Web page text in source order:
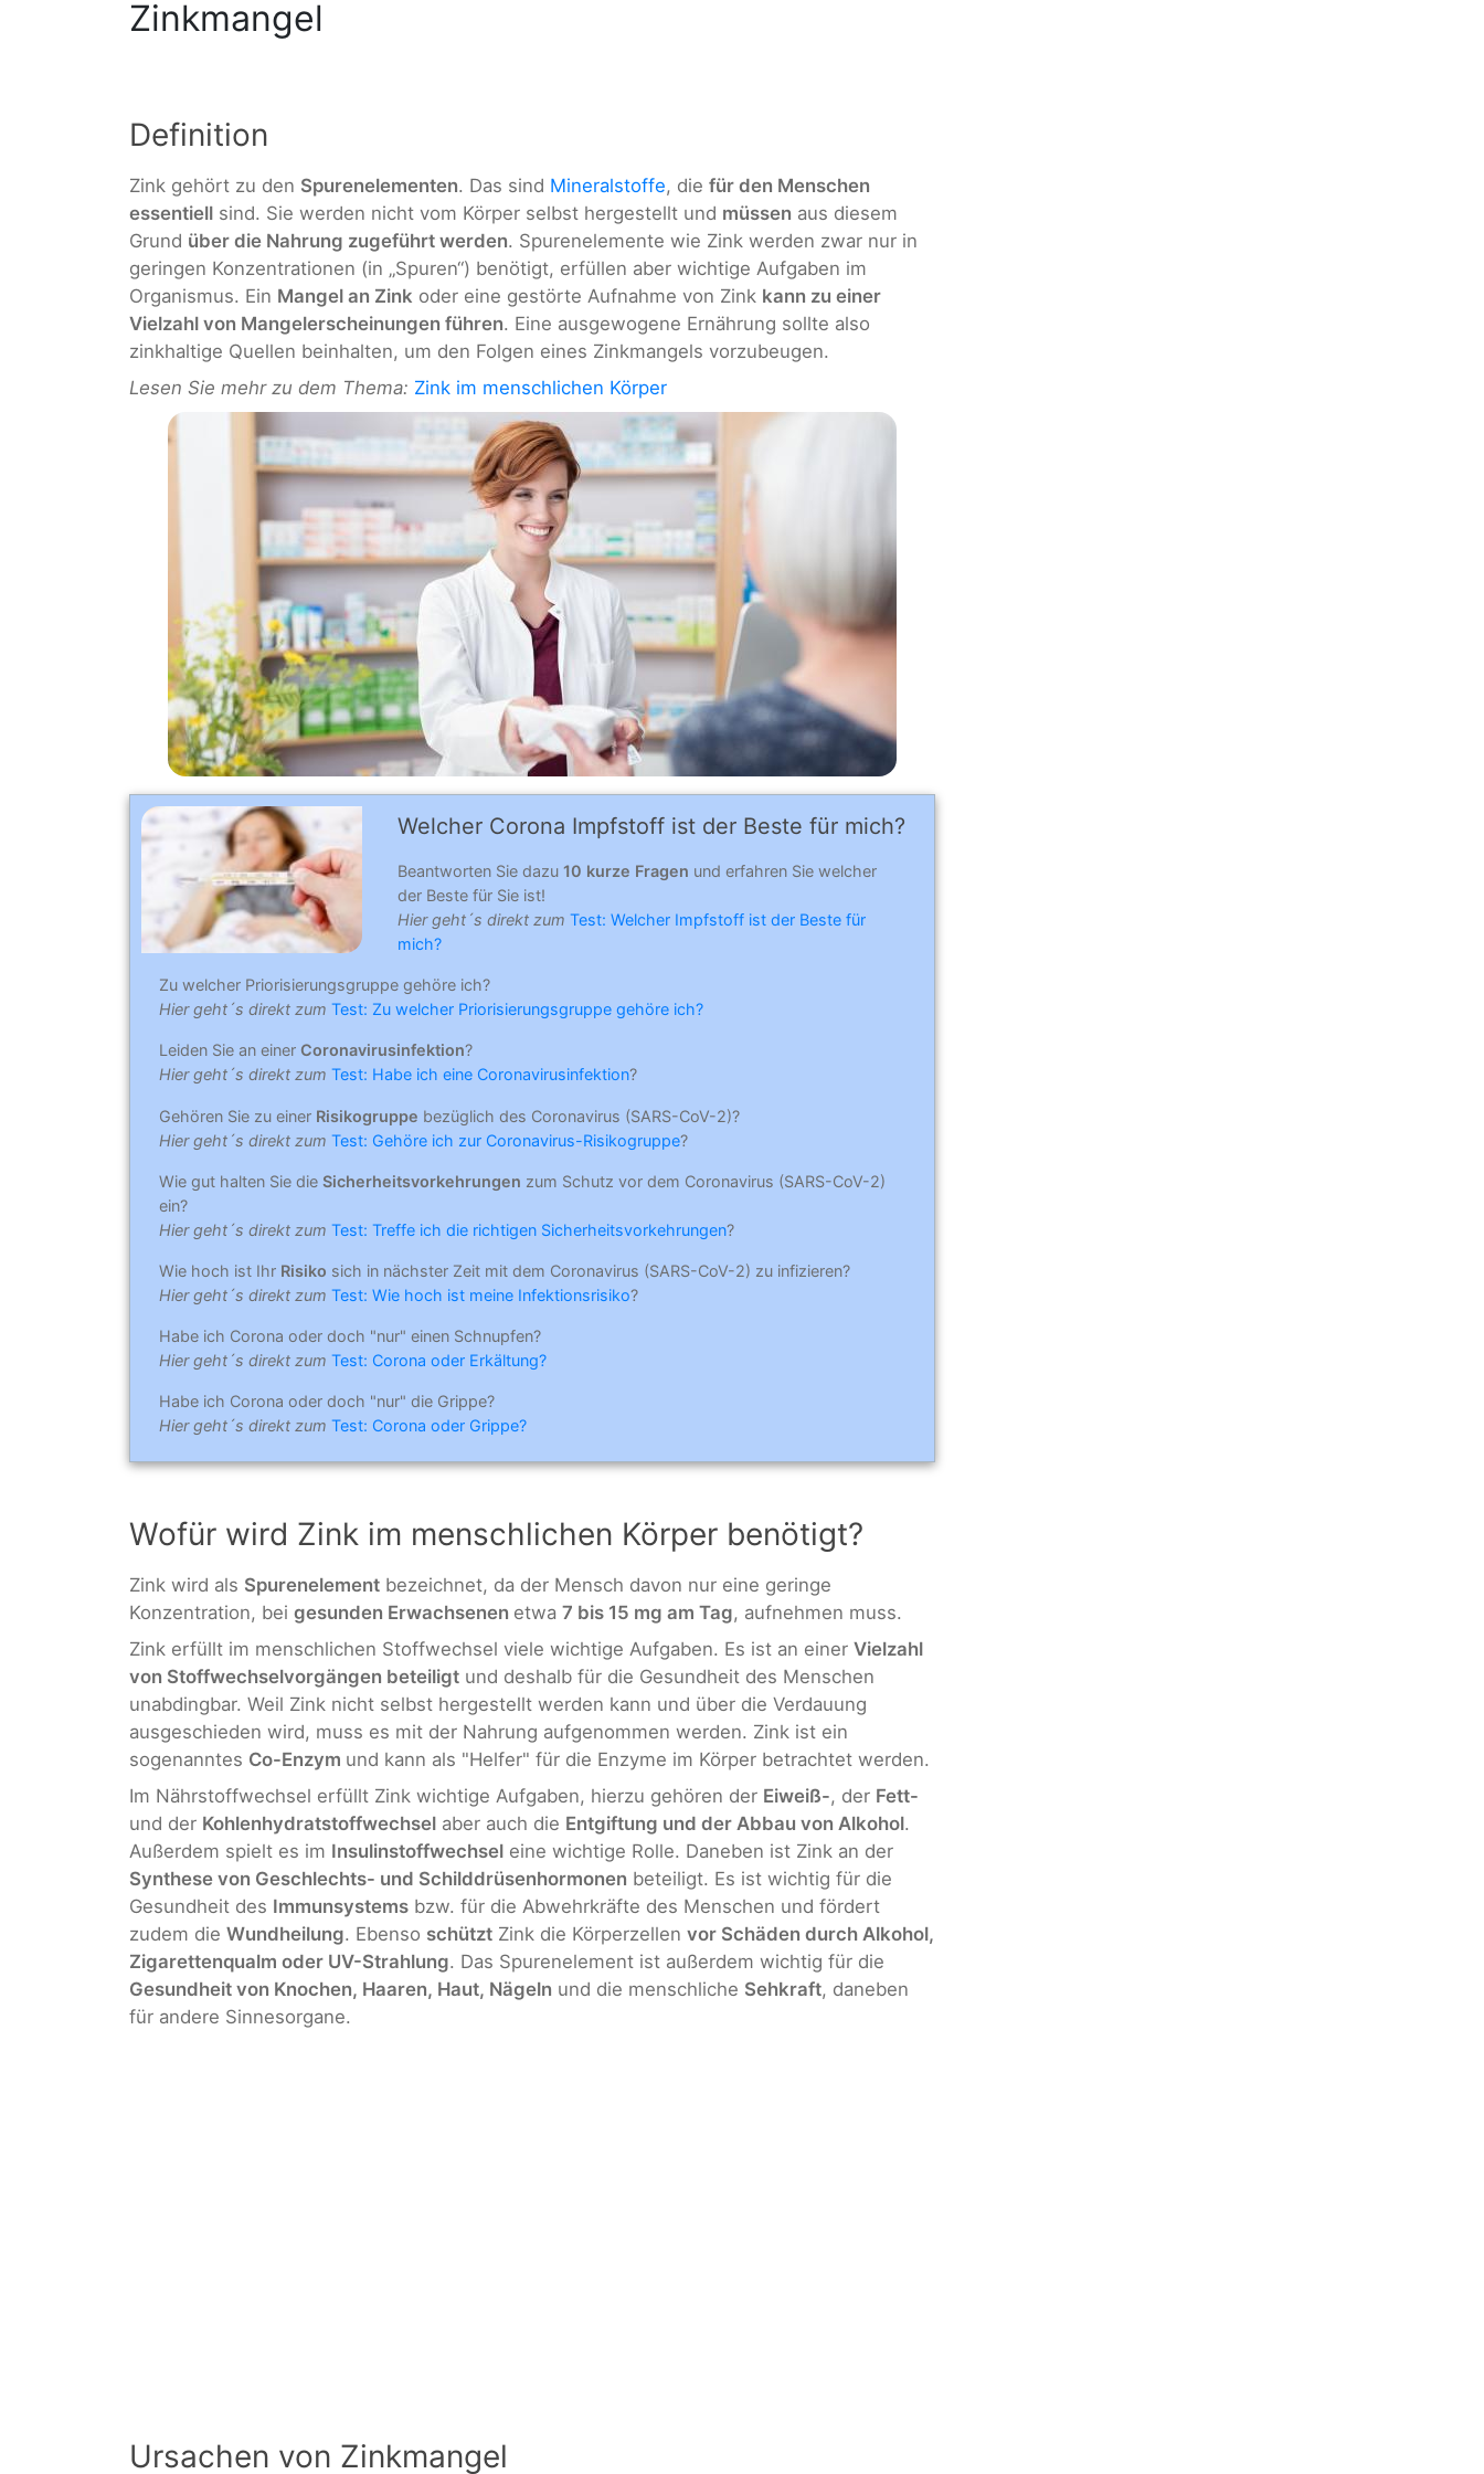
Zinkmangel
Definition
Zink gehört zu den Spurenelementen. Das sind Mineralstoffe, die für den Menschen
essentiell sind. Sie werden nicht vom Körper selbst hergestellt und müssen aus diesem
Grund über die Nahrung zugeführt werden. Spurenelemente wie Zink werden zwar nur in
geringen Konzentrationen (in „Spuren“) benötigt, erfüllen aber wichtige Aufgaben im
Organismus. Ein Mangel an Zink oder eine gestörte Aufnahme von Zink kann zu einer
Vielzahl von Mangelerscheinungen führen. Eine ausgewogene Ernährung sollte also
zinkhaltige Quellen beinhalten, um den Folgen eines Zinkmangels vorzubeugen.
Lesen Sie mehr zu dem Thema: Zink im menschlichen Körper
Welcher Corona Impfstoff ist der Beste für mich?
Beantworten Sie dazu 10 kurze Fragen und erfahren Sie welcher
der Beste für Sie ist!
Hier geht´s direkt zum Test: Welcher Impfstoff ist der Beste für
mich?
Zu welcher Priorisierungsgruppe gehöre ich?
Hier geht´s direkt zum Test: Zu welcher Priorisierungsgruppe gehöre ich?
Leiden Sie an einer Coronavirusinfektion?
Hier geht´s direkt zum Test: Habe ich eine Coronavirusinfektion?
Gehören Sie zu einer Risikogruppe bezüglich des Coronavirus (SARS-CoV-2)?
Hier geht´s direkt zum Test: Gehöre ich zur Coronavirus-Risikogruppe?
Wie gut halten Sie die Sicherheitsvorkehrungen zum Schutz vor dem Coronavirus (SARS-CoV-2)
ein?
Hier geht´s direkt zum Test: Treffe ich die richtigen Sicherheitsvorkehrungen?
Wie hoch ist Ihr Risiko sich in nächster Zeit mit dem Coronavirus (SARS-CoV-2) zu infizieren?
Hier geht´s direkt zum Test: Wie hoch ist meine Infektionsrisiko?
Habe ich Corona oder doch "nur" einen Schnupfen?
Hier geht´s direkt zum Test: Corona oder Erkältung?
Habe ich Corona oder doch "nur" die Grippe?
Hier geht´s direkt zum Test: Corona oder Grippe?
Wofür wird Zink im menschlichen Körper benötigt?
Zink wird als Spurenelement bezeichnet, da der Mensch davon nur eine geringe
Konzentration, bei gesunden Erwachsenen etwa 7 bis 15 mg am Tag, aufnehmen muss.
Zink erfüllt im menschlichen Stoffwechsel viele wichtige Aufgaben. Es ist an einer Vielzahl
von Stoffwechselvorgängen beteiligt und deshalb für die Gesundheit des Menschen
unabdingbar. Weil Zink nicht selbst hergestellt werden kann und über die Verdauung
ausgeschieden wird, muss es mit der Nahrung aufgenommen werden. Zink ist ein
sogenanntes Co-Enzym und kann als "Helfer" für die Enzyme im Körper betrachtet werden.
Im Nährstoffwechsel erfüllt Zink wichtige Aufgaben, hierzu gehören der Eiweiß-, der Fett-
und der Kohlenhydratstoffwechsel aber auch die Entgiftung und der Abbau von Alkohol.
Außerdem spielt es im Insulinstoffwechsel eine wichtige Rolle. Daneben ist Zink an der
Synthese von Geschlechts- und Schilddrüsenhormonen beteiligt. Es ist wichtig für die
Gesundheit des Immunsystems bzw. für die Abwehrkräfte des Menschen und fördert
zudem die Wundheilung. Ebenso schützt Zink die Körperzellen vor Schäden durch Alkohol,
Zigarettenqualm oder UV-Strahlung. Das Spurenelement ist außerdem wichtig für die
Gesundheit von Knochen, Haaren, Haut, Nägeln und die menschliche Sehkraft, daneben
für andere Sinnesorgane.
Ursachen von Zinkmangel